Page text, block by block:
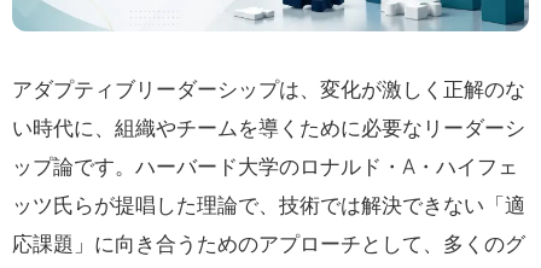
アダプティブリーダーシップは、変化が激しく正解のな
い時代に、組織やチームを導くために必要なリーダーシ
ップ論です。ハーバード大学のロナルド・A・ハイフェ
ッツ氏らが提唱した理論で、技術では解決できない「適
応課題」に向き合うためのアプローチとして、多くのグ